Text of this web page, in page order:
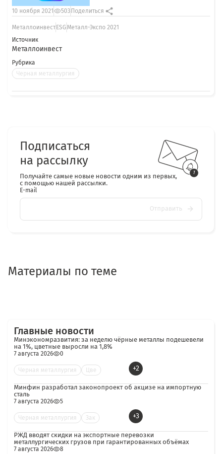
Источник
Металлоинвест
Рубрика
Черная металлургия
10 ноября 2021 503 Поделиться
Металлоинвест ESG Металл-Экспо 2021
Подписаться
на рассылку
Получайте самые новые новости одним из первых,
с помощью нашей рассылки.
E-mail
Отправить
Материалы по теме
Главные новости
Минэкономразвития: за неделю чёрные металлы подешевели
на 1%, цветные выросли на 1,8%
7 августа 2026 0
Черная металлургия Цве +2
Минфин разработал законопроект об акцизе на импортную
сталь
7 августа 2026 5
Черная металлургия Зак +3
РЖД вводят скидки на экспортные перевозки
металлургических грузов при гарантированных объёмах
7 августа 2026 8